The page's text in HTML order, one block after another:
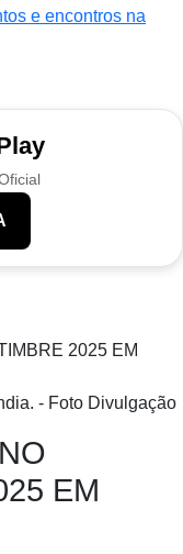
e encontros na
- Foto Divulgação
EM